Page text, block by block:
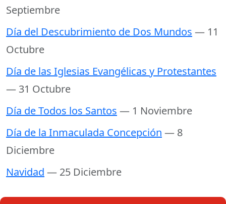
Septiembre
Día del Descubrimiento de Dos Mundos — 11
Octubre
Día de las Iglesias Evangélicas y Protestantes
— 31 Octubre
Día de Todos los Santos — 1 Noviembre
Día de la Inmaculada Concepción — 8
Diciembre
Navidad — 25 Diciembre